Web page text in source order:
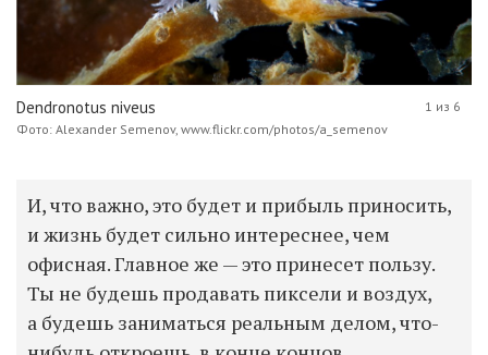
Dendronotus niveus
Фото: Alexander Semenov, www.flickr.com/photos/a_semenov
1 из 6
И, что важно, это будет и прибыль приносить,
и жизнь будет сильно интереснее, чем
офисная. Главное же — это принесет пользу.
Ты не будешь продавать пиксели и воздух,
а будешь заниматься реальным делом, что-